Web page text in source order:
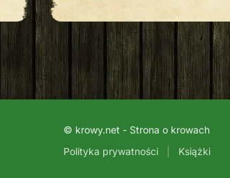
dym i od […]
© krowy.net - Strona o krowach
Polityka prywatności
Książki